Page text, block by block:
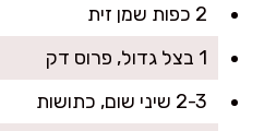
2 כפות שמן זית
1 בצל גדול, פרוס דק
2-3 שיני שום, כתושות